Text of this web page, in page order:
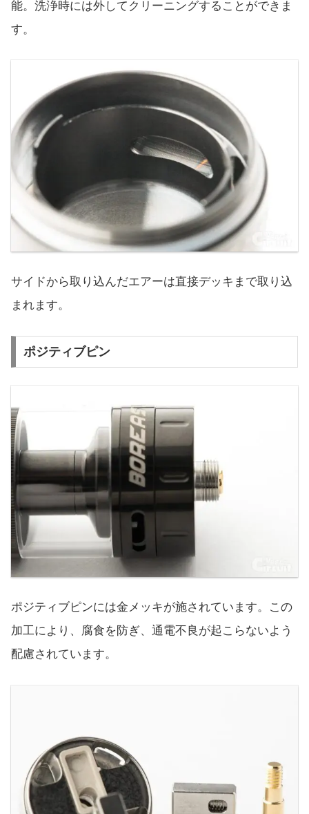
能。洗浄時には外してクリーニングすることができま
す。
サイドから取り込んだエアーは直接デッキまで取り込
まれます。
ポジティブピン
ポジティブピンには金メッキが施されています。この
加工により、腐食を防ぎ、通電不良が起こらないよう
配慮されています。